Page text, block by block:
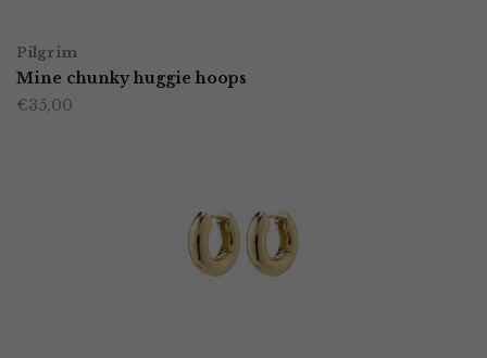
Pilgrim
Mine chunky huggie hoops
€35,00